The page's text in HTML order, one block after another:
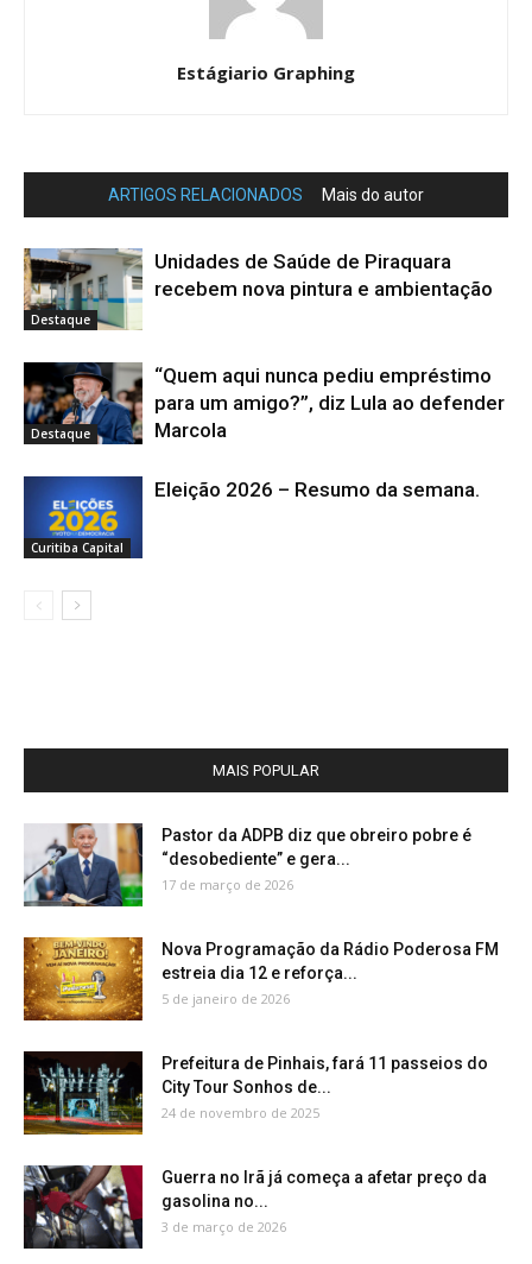
Estágiario Graphing
ARTIGOS RELACIONADOS Mais do autor
Destaque
Unidades de Saúde de Piraquara
recebem nova pintura e ambientação
Destaque
“Quem aqui nunca pediu empréstimo
para um amigo?”, diz Lula ao defender
Marcola
Curitiba Capital
Eleição 2026 – Resumo da semana.
MAIS POPULAR
Pastor da ADPB diz que obreiro pobre é
“desobediente” e gera...
17 de março de 2026
Nova Programação da Rádio Poderosa FM
estreia dia 12 e reforça...
5 de janeiro de 2026
Prefeitura de Pinhais, fará 11 passeios do
City Tour Sonhos de...
24 de novembro de 2025
Guerra no Irã já começa a afetar preço da
gasolina no...
3 de março de 2026